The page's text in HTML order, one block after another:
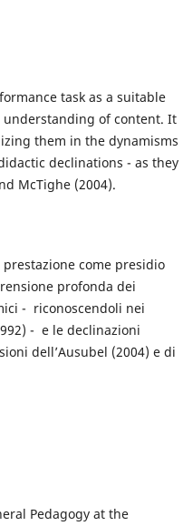
task as a suitable
of content. It
them in the dynamisms
declinations - as they
McTighe (2004).
come presidio
profonda dei
- riconoscendoli nei
- e le declinazioni
dell’Ausubel (2004) e di
Pedagogy at the